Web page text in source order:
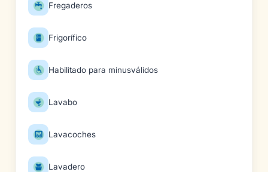
Fregaderos
Frigorífico
Habilitado para minusválidos
Lavabo
Lavacoches
Lavadero